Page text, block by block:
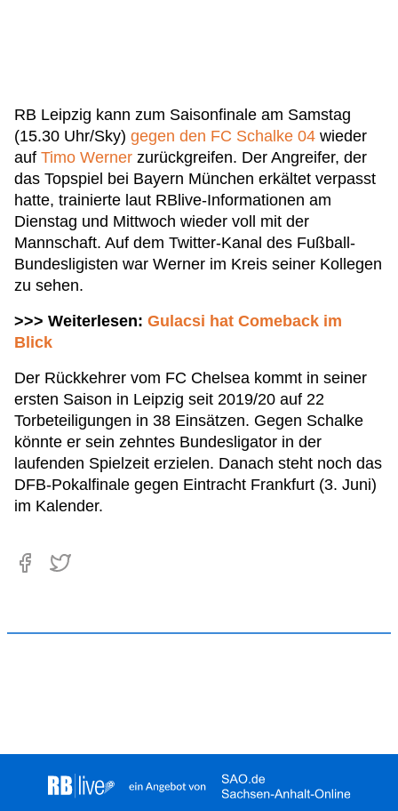
RB Leipzig kann zum Saisonfinale am Samstag
(15.30 Uhr/Sky) gegen den FC Schalke 04 wieder
auf Timo Werner zurückgreifen. Der Angreifer, der
das Topspiel bei Bayern München erkältet verpasst
hatte, trainierte laut RBlive-Informationen am
Dienstag und Mittwoch wieder voll mit der
Mannschaft. Auf dem Twitter-Kanal des Fußball-
Bundesligisten war Werner im Kreis seiner Kollegen
zu sehen.
>>> Weiterlesen: Gulacsi hat Comeback im
Blick
Der Rückkehrer vom FC Chelsea kommt in seiner
ersten Saison in Leipzig seit 2019/20 auf 22
Torbeteiligungen in 38 Einsätzen. Gegen Schalke
könnte er sein zehntes Bundesligator in der
laufenden Spielzeit erzielen. Danach steht noch das
DFB-Pokalfinale gegen Eintracht Frankfurt (3. Juni)
im Kalender.